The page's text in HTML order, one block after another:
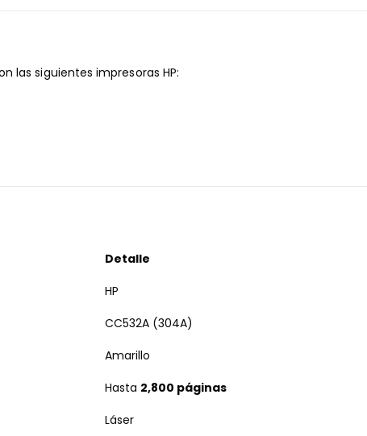
las siguientes impresoras HP:
Detalle
HP
CC532A (304A)
Amarillo
Hasta 2,800 páginas
Láser